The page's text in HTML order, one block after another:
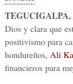
Dios y clara que
positivismo para
hondureños, Ali
financieros para